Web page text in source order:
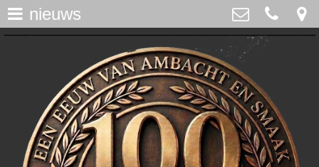
>
>
nieuws >
lunchroom >
Bakker Van Helden
Westdijk 12, Middelharnis
0187-482065
info@bakkervanhelden.nl
nieuws